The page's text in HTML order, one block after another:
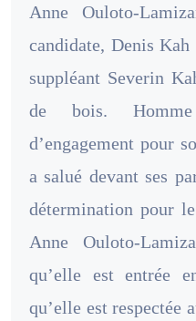
Anne Ouloto-
candidate, Denis Kah
suppléant Severin
de bois.
d’engagement pour
a salué devant ses
détermination pour
Anne Ouloto-
qu’elle est entrée
qu’elle est respectée